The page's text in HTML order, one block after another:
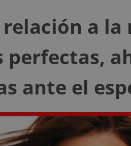
a la
perfectas,
ante el